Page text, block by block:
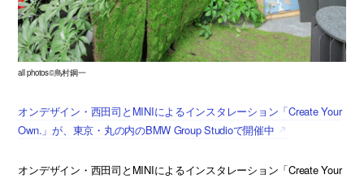
all photos©鳥村鋼一
オンデザイン・西田司とMINIによるインスタレーション「Create Your
Own.」が、東京・丸の内のBMW Group Studioで開催中
オンデザイン・西田司とMINIによるインスタレーション「Create Your